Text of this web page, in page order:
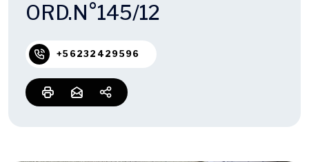
ORD.N°145/12
+56232429596